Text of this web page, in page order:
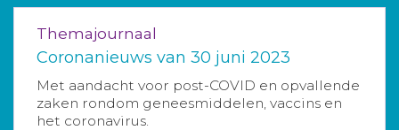
Themajournaal
Coronanieuws van 30 juni 2023
Met aandacht voor post-COVID en opvallende
zaken rondom geneesmiddelen, vaccins en
het coronavirus.